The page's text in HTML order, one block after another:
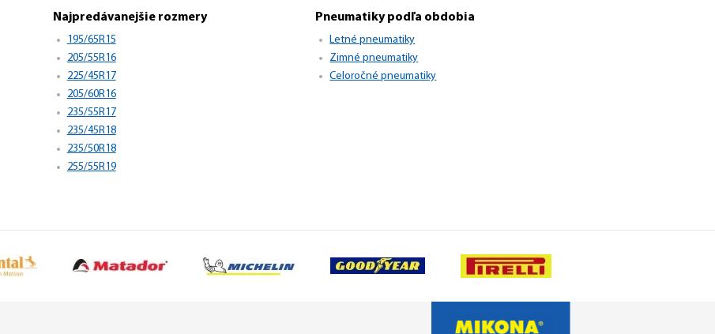
Najpredávanejšie rozmery
195/65R15
205/55R16
225/45R17
205/60R16
235/55R17
235/45R18
235/50R18
255/55R19
Pneumatiky podľa obdobia
Letné pneumatiky
Zimné pneumatiky
Celoročné pneumatiky